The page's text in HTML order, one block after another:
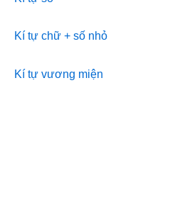
Kí tự chữ + số nhỏ
Kí tự vương miện